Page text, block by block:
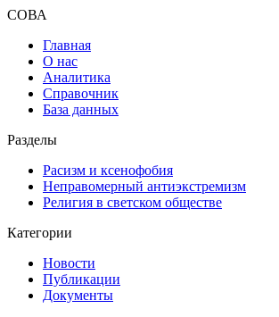
СОВА
Главная
О нас
Аналитика
Справочник
База данных
Разделы
Расизм и ксенофобия
Неправомерный антиэкстремизм
Религия в светском обществе
Категории
Новости
Публикации
Документы